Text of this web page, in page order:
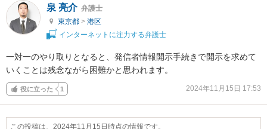
泉 亮介 弁護士
東京都 > 港区
インターネットに注力する弁護士
一対一のやり取りとなると、発信者情報開示手続きで開示を求めて
いくことは残念ながら困難かと思われます。
役に立った 1 2024年11月15日 17:53
この投稿は、2024年11月15日時点の情報です。